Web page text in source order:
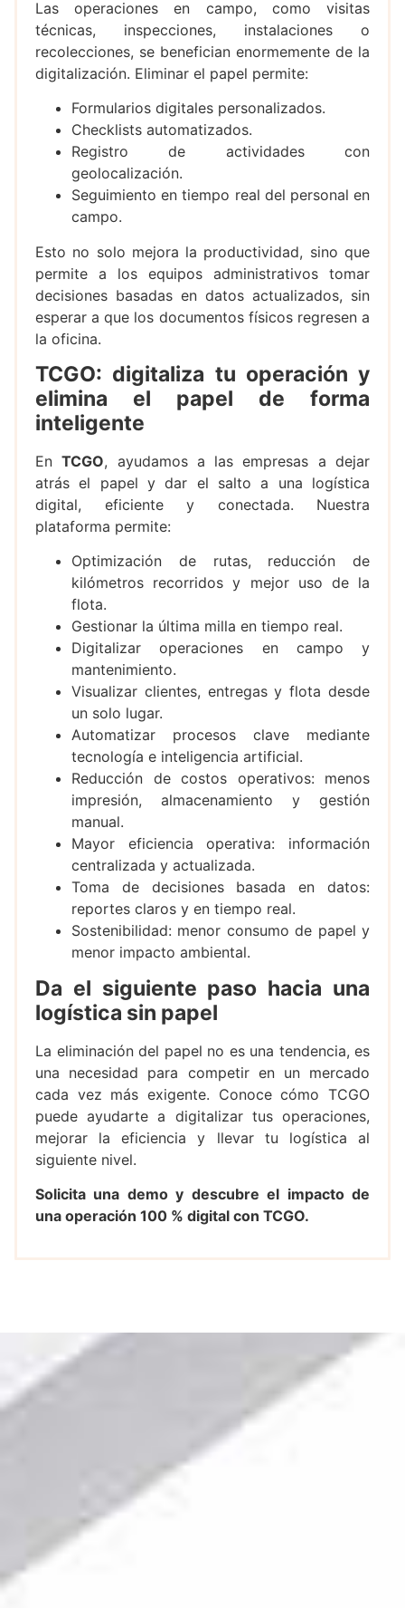
Las operaciones en campo, como visitas
técnicas, inspecciones, instalaciones o
recolecciones, se benefician enormemente de la
digitalización. Eliminar el papel permite:
Formularios digitales personalizados.
Checklists automatizados.
Registro de actividades con
geolocalización.
Seguimiento en tiempo real del personal en
campo.
Esto no solo mejora la productividad, sino que
permite a los equipos administrativos tomar
decisiones basadas en datos actualizados, sin
esperar a que los documentos físicos regresen a
la oficina.
TCGO: digitaliza tu operación y
elimina el papel de forma
inteligente
EnTCGO, ayudamos a las empresas a dejar
atrás el papel y dar el salto a una logística
digital, eficiente y conectada. Nuestra
plataforma permite:
Optimización de rutas, reducción de
kilómetros recorridos y mejor uso de la
flota.
Gestionar la última milla en tiempo real.
Digitalizar operaciones en campo y
mantenimiento.
Visualizar clientes, entregas y flota desde
un solo lugar.
Automatizar procesos clave mediante
tecnología e inteligencia artificial.
Reducción de costos operativos: menos
impresión, almacenamiento y gestión
manual.
Mayor eficiencia operativa: información
centralizada y actualizada.
Toma de decisiones basada en datos:
reportes claros y en tiempo real.
Sostenibilidad: menor consumo de papel y
menor impacto ambiental.
Da el siguiente paso hacia una
logística sin papel
La eliminación del papel no es una tendencia, es
una necesidad para competir en un mercado
cada vez más exigente. Conoce cómo TCGO
puede ayudarte a digitalizar tus operaciones,
mejorar la eficiencia y llevar tu logística al
siguiente nivel.
Solicita una demo y descubre el impacto de
una operación 100 % digital con TCGO.